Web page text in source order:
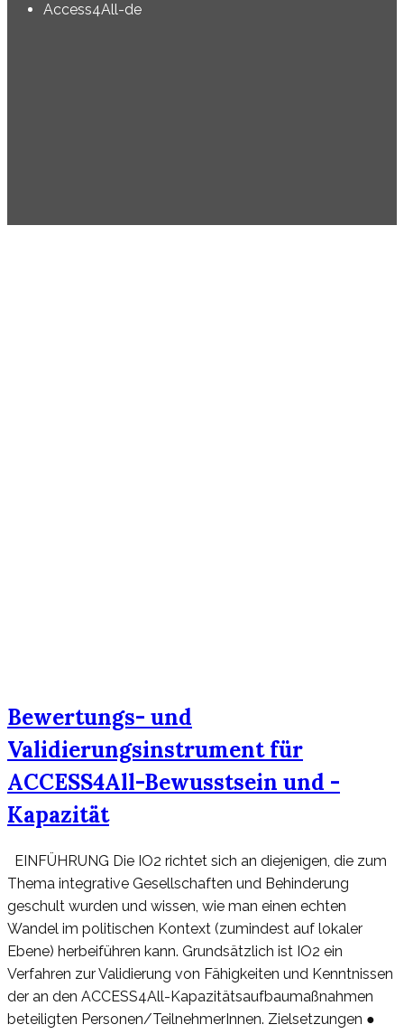
Access4All-de
Bewertungs- und
Validierungsinstrument für
ACCESS4All-Bewusstsein und -
Kapazität
EINFÜHRUNG Die IO2 richtet sich an diejenigen, die zum
Thema integrative Gesellschaften und Behinderung
geschult wurden und wissen, wie man einen echten
Wandel im politischen Kontext (zumindest auf lokaler
Ebene) herbeiführen kann. Grundsätzlich ist IO2 ein
Verfahren zur Validierung von Fähigkeiten und Kenntnissen
der an den ACCESS4All-Kapazitätsaufbaumaßnahmen
beteiligten Personen/TeilnehmerInnen. Zielsetzungen ●